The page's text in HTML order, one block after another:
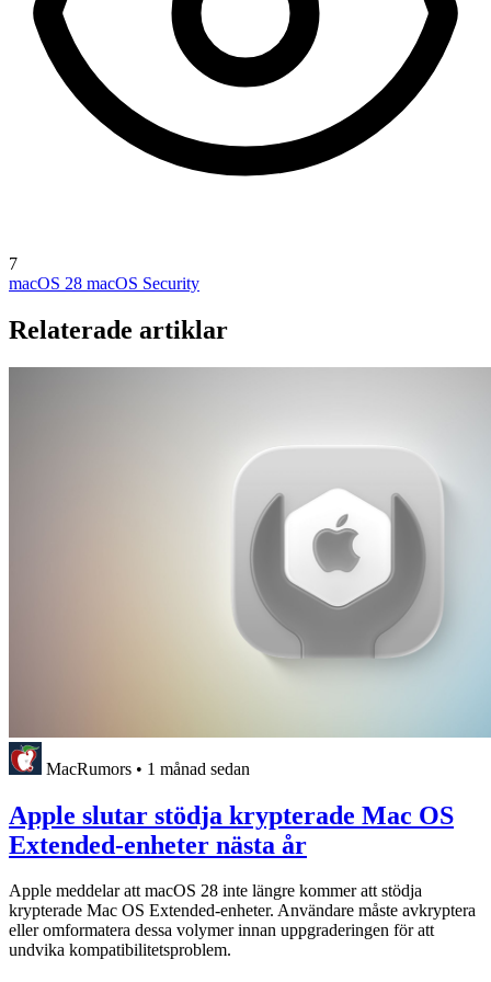
7
macOS 28 macOS Security
Relaterade artiklar
MacRumors • 1 månad sedan
Apple slutar stödja krypterade Mac OS
Extended-enheter nästa år
Apple meddelar att macOS 28 inte längre kommer att stödja
krypterade Mac OS Extended-enheter. Användare måste avkryptera
eller omformatera dessa volymer innan uppgraderingen för att
undvika kompatibilitetsproblem.